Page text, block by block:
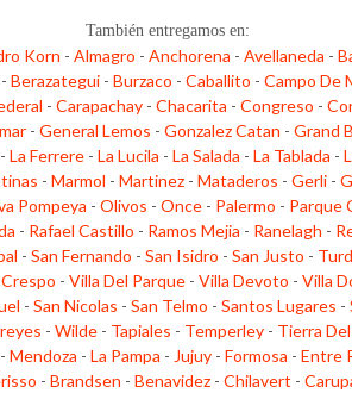
También entregamos en:
Korn - Almagro - Anchorena - Avellaneda -
- Berazategui - Burzaco - Caballito - Campo De
- Carapachay - Chacarita - Congreso -
- General Lemos - Gonzalez Catan - Grand
- La Ferrere - La Lucila - La Salada - La Tablada -
- Marmol - Martinez - Mataderos - Gerli -
Pompeya - Olivos - Once - Palermo - Parque
- Rafael Castillo - Ramos Mejia - Ranelagh -
- San Fernando - San Isidro - San Justo -
- Villa Del Parque - Villa Devoto - Villa
- San Nicolas - San Telmo - Santos Lugares -
- Wilde - Tapiales - Temperley - Tierra
- Mendoza - La Pampa - Jujuy - Formosa - Entre
- Brandsen - Benavidez - Chilavert -